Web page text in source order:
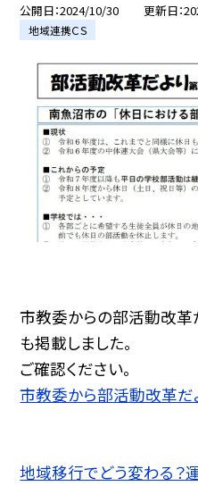
公開日 2024/10/30 更新日
地域連携ＣＳ
市教委からの部活動改革
も掲載しました。
ご確認ください。
市教委から部活動改革だ
地域移行でどう変わる